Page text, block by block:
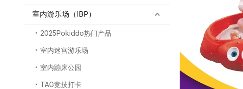
室内游乐场（IBP）
2025Pokiddo热门产品
室内迷宫游乐场
室内蹦床公园
TAG竞技打卡